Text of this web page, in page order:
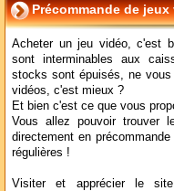
Précommande de
Acheter un jeu vidéo, c'est
sont interminables aux
stocks sont épuisés, ne
vidéos, c'est mieux ?
Et bien c'est ce que vous
Vous allez pouvoir trouver
directement en
régulières !
Visiter et apprécier le